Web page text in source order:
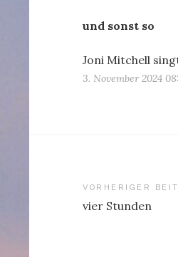
und sonst so
Joni Mitchell
3. November 2024
VORHERIGER
vier Stunden